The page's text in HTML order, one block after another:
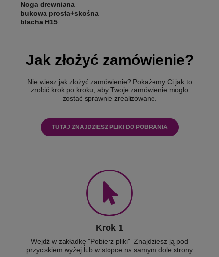
Noga drewniana
bukowa prosta+skośna
blacha H15
Jak złożyć zamówienie?
Nie wiesz jak złożyć zamówienie? Pokażemy Ci jak to
zrobić krok po kroku, aby Twoje zamówienie mogło
zostać sprawnie zrealizowane.
TUTAJ ZNAJDZIESZ PLIKI DO POBRANIA
Krok 1
Wejdź w zakładkę "Pobierz pliki". Znajdziesz ją pod
przyciskiem wyżej lub w stopce na samym dole strony